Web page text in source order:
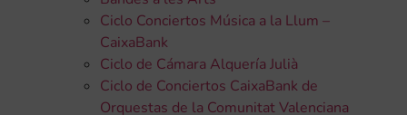
Ciclo Conciertos Música a la Llum –
CaixaBank
Ciclo de Cámara Alquería Julià
Ciclo de Conciertos CaixaBank de
Orquestas de la Comunitat Valenciana